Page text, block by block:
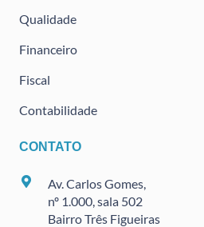
Qualidade
Financeiro
Fiscal
Contabilidade
CONTATO
Av. Carlos Gomes,
nº 1.000, sala 502
Bairro Três Figueiras